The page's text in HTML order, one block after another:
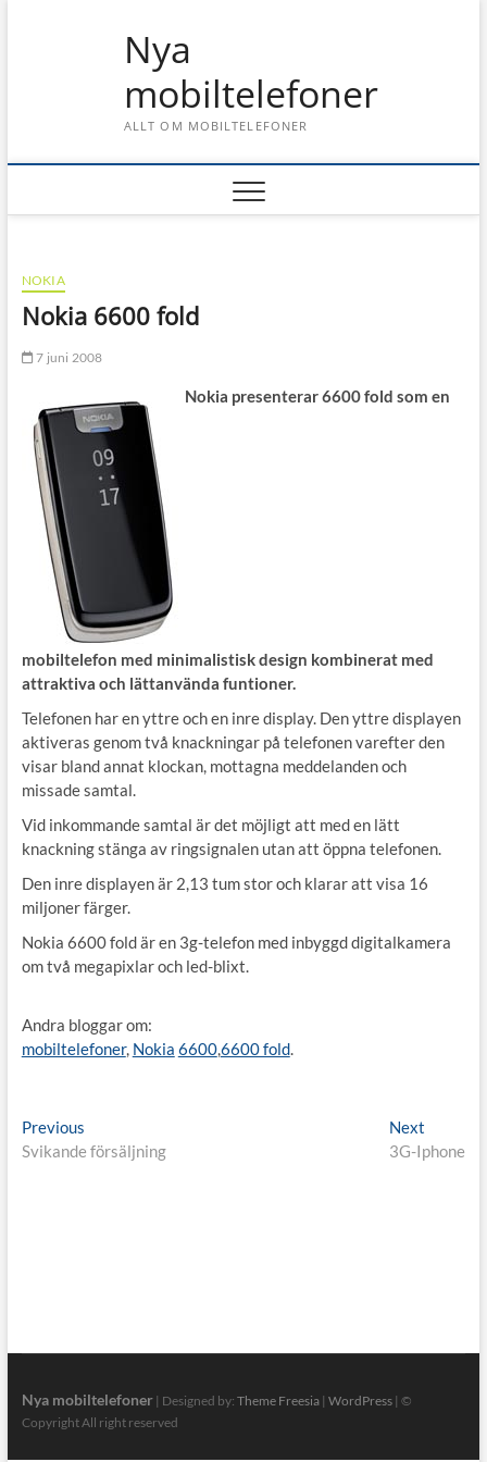
Nya
mobiltelefoner
ALLT OM MOBILTELEFONER
NOKIA
Nokia 6600 fold
7 juni 2008
Nokia presenterar 6600 fold som en
mobiltelefon med minimalistisk design kombinerat med
attraktiva och lättanvända funtioner.
Telefonen har en yttre och en inre display. Den yttre displayen
aktiveras genom två knackningar på telefonen varefter den
visar bland annat klockan, mottagna meddelanden och
missade samtal.
Vid inkommande samtal är det möjligt att med en lätt
knackning stänga av ringsignalen utan att öppna telefonen.
Den inre displayen är 2,13 tum stor och klarar att visa 16
miljoner färger.
Nokia 6600 fold är en 3g-telefon med inbyggd digitalkamera
om två megapixlar och led-blixt.
Andra bloggar om:
mobiltelefoner, Nokia 6600,6600 fold.
Inläggsnavigering
PreviousPrevious
post:
Svikande försäljning
Next
post:
3G-Iphone
Nya mobiltelefoner| Designed by: Theme Freesia| WordPress| ©
Copyright All right reserved